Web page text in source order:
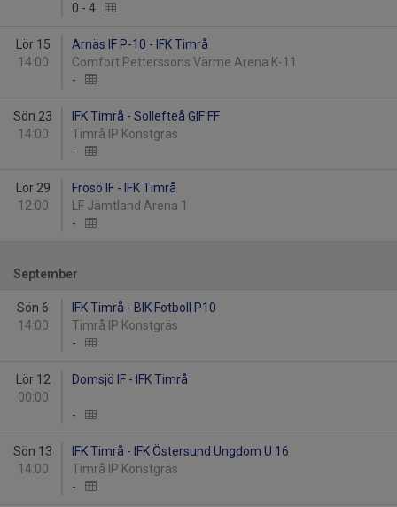
0 - 4
Lör 15
14:00
Arnäs IF P-10 - IFK Timrå
Comfort Petterssons Värme Arena K-11
-
Sön 23
14:00
IFK Timrå - Sollefteå GIF FF
Timrå IP Konstgräs
-
Lör 29
12:00
Frösö IF - IFK Timrå
LF Jämtland Arena 1
-
September
Sön 6
14:00
IFK Timrå - BIK Fotboll P10
Timrå IP Konstgräs
-
Lör 12
00:00
Domsjö IF - IFK Timrå
-
Sön 13
14:00
IFK Timrå - IFK Östersund Ungdom U 16
Timrå IP Konstgräs
-